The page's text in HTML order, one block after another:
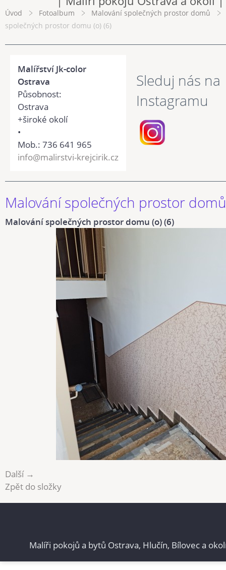
Úvod Fotoalbum
Malování společných prostor domů
společných prostor domu (o) (6)
Malířství Jk-color
Ostrava
Působnost:
Ostrava
+široké okolí
•
Mob.: 736 641 965
info@malirstvi-krejcirik.cz
Sleduj nás na
Instagramu
Malování společných prostor domů
Malování společných prostor domu (o) (6)
Další →
Zpět do složky
Malíři pokojů a bytů Ostrava, Hlučín, Bílovec a